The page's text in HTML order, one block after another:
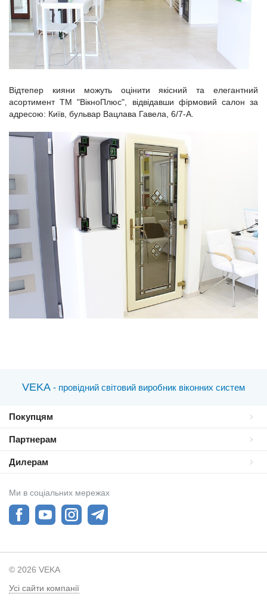
Відтепер кияни можуть оцінити якісний та елегантний
асортимент ТМ "ВікноПлюс", відвідавши фірмовий салон за
адресою: Київ, бульвар Вацлава Гавела, 6/7-А.
VEKA - провідний світовий виробник віконних систем
Покупцям
Партнерам
Дилерам
Ми в соціальних мережах
© 2026 VEKA
Усі сайти компанії